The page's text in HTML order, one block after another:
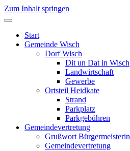
Zum Inhalt springen
Start
Gemeinde Wisch
Dorf Wisch
Dit un Dat in Wisch
Landwirtschaft
Gewerbe
Ortsteil Heidkate
Strand
Parkplatz
Parkgebühren
Gemeindevertretung
Grußwort Bürgermeisterin
Gemeindevertretung